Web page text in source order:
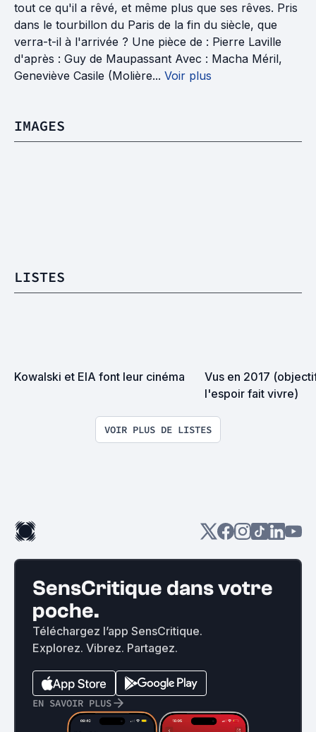
tout ce qu'il a rêvé, et même plus que ses rêves. Pris
dans le tourbillon du Paris de la fin du siècle, que
verra-t-il à l'arrivée ? Une pièce de : Pierre Laville
d'après : Guy de Maupassant Avec : Macha Méril,
Geneviève Casile (Molière... Voir plus
IMAGES
LISTES
Kowalski et EIA font leur cinéma
Vus en 2017
l'espoir fait vivre)
VOIR PLUS DE LISTES
SensCritique dans votre
poche.
Téléchargez l’app SensCritique.
Explorez. Vibrez. Partagez.
EN SAVOIR PLUS